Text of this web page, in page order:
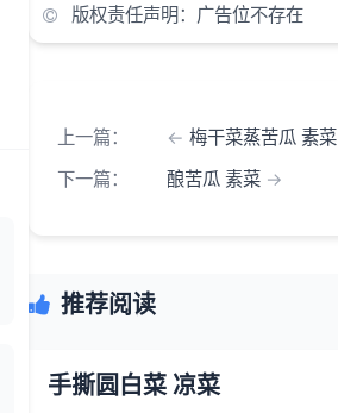
版权责任声明：广告位不存在
上一篇：
梅干菜蒸苦瓜 素菜
下一篇：
酿苦瓜 素菜
推荐阅读
手撕圆白菜 凉菜